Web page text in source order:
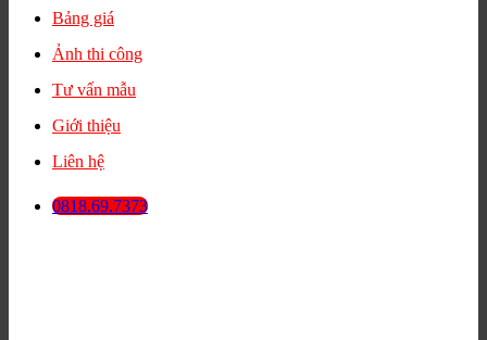
Bảng giá
Ảnh thi công
Tư vấn mẫu
Giới thiệu
Liên hệ
0818.69.7373